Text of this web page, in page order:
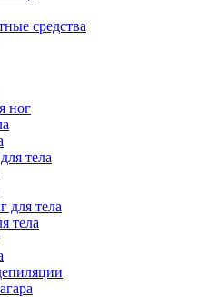
средства
ног
тела
для тела
тела